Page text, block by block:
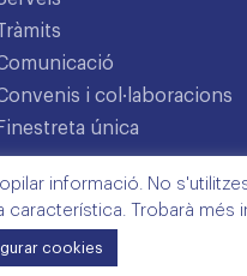
i col·laboracions
Finestreta única
informació. No
Trobarà més
cookies